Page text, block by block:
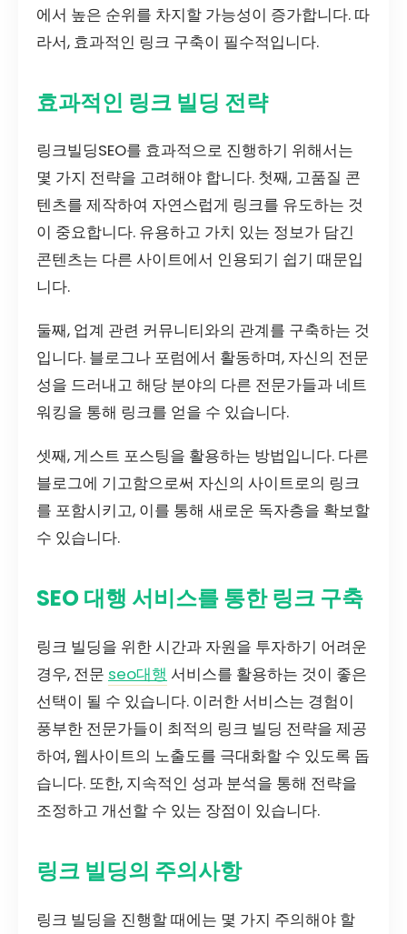
에서 높은 순위를 차지할 가능성이 증가합니다. 따
라서, 효과적인 링크 구축이 필수적입니다.
효과적인 링크 빌딩 전략
링크빌딩SEO를 효과적으로 진행하기 위해서는
몇 가지 전략을 고려해야 합니다. 첫째, 고품질 콘
텐츠를 제작하여 자연스럽게 링크를 유도하는 것
이 중요합니다. 유용하고 가치 있는 정보가 담긴
콘텐츠는 다른 사이트에서 인용되기 쉽기 때문입
니다.
둘째, 업계 관련 커뮤니티와의 관계를 구축하는 것
입니다. 블로그나 포럼에서 활동하며, 자신의 전문
성을 드러내고 해당 분야의 다른 전문가들과 네트
워킹을 통해 링크를 얻을 수 있습니다.
셋째, 게스트 포스팅을 활용하는 방법입니다. 다른
블로그에 기고함으로써 자신의 사이트로의 링크
를 포함시키고, 이를 통해 새로운 독자층을 확보할
수 있습니다.
SEO 대행 서비스를 통한 링크 구축
링크 빌딩을 위한 시간과 자원을 투자하기 어려운
경우, 전문 seo대행 서비스를 활용하는 것이 좋은
선택이 될 수 있습니다. 이러한 서비스는 경험이
풍부한 전문가들이 최적의 링크 빌딩 전략을 제공
하여, 웹사이트의 노출도를 극대화할 수 있도록 돕
습니다. 또한, 지속적인 성과 분석을 통해 전략을
조정하고 개선할 수 있는 장점이 있습니다.
링크 빌딩의 주의사항
링크 빌딩을 진행할 때에는 몇 가지 주의해야 할